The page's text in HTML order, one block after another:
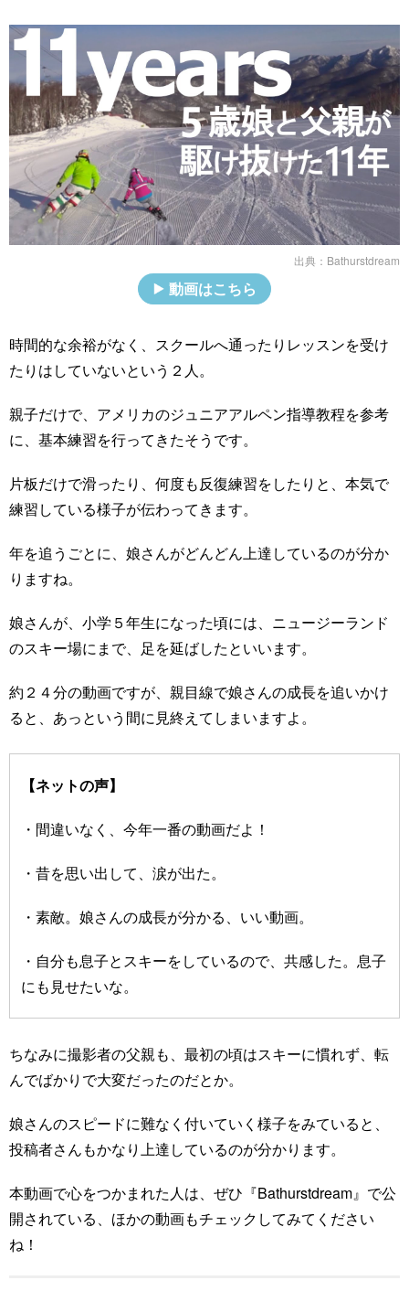
出典： Bathurstdream
動画はこちら
時間的な余裕がなく、スクールへ通ったりレッスンを受け
たりはしていないという２人。
親子だけで、アメリカのジュニアアルペン指導教程を参考
に、基本練習を行ってきたそうです。
片板だけで滑ったり、何度も反復練習をしたりと、本気で
練習している様子が伝わってきます。
年を追うごとに、娘さんがどんどん上達しているのが分か
りますね。
娘さんが、小学５年生になった頃には、ニュージーランド
のスキー場にまで、足を延ばしたといいます。
約２４分の動画ですが、親目線で娘さんの成長を追いかけ
ると、あっという間に見終えてしまいますよ。
【ネットの声】
・間違いなく、今年一番の動画だよ！
・昔を思い出して、涙が出た。
・素敵。娘さんの成長が分かる、いい動画。
・自分も息子とスキーをしているので、共感した。息子
にも見せたいな。
ちなみに撮影者の父親も、最初の頃はスキーに慣れず、転
んでばかりで大変だったのだとか。
娘さんのスピードに難なく付いていく様子をみていると、
投稿者さんもかなり上達しているのが分かります。
本動画で心をつかまれた人は、ぜひ『Bathurstdream』で公
開されている、ほかの動画もチェックしてみてください
ね！